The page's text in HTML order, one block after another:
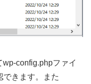
config.phpファイ
できます。また